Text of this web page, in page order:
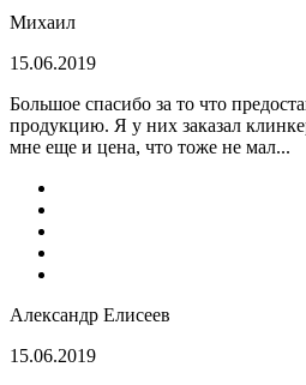
Михаил
15.06.2019
Большое спасибо за то что
продукцию. Я у них заказал
мне еще и цена, что тоже не мал...
Александр Елисеев
15.06.2019